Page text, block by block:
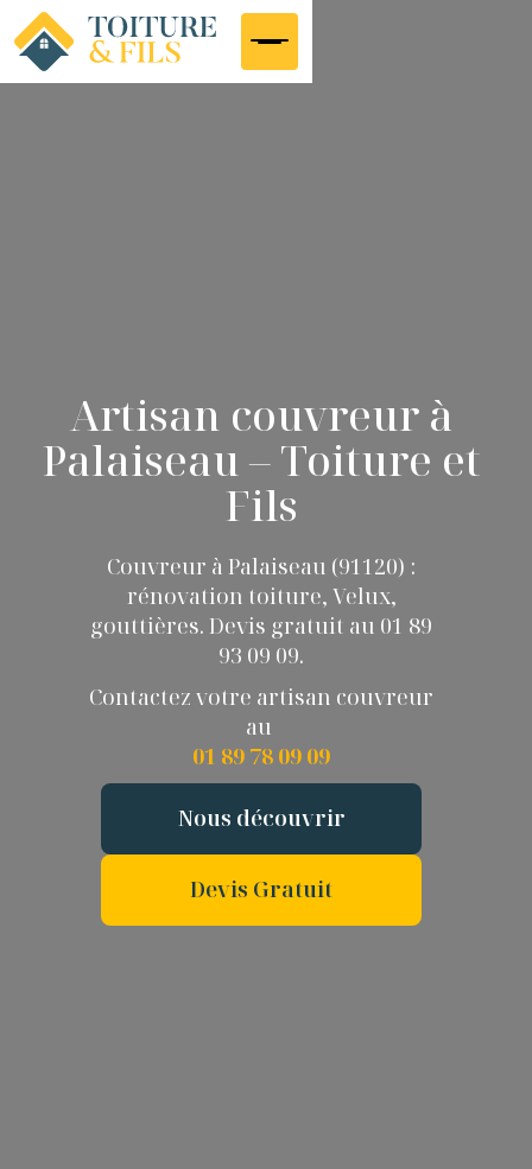
Artisan couvreur à
Palaiseau – Toiture et
Fils
Couvreur à Palaiseau (91120) :
rénovation toiture, Velux,
gouttières. Devis gratuit au 01 89
93 09 09.
Contactez votre artisan couvreur
au
01 89 78 09 09
Nous découvrir
Devis Gratuit